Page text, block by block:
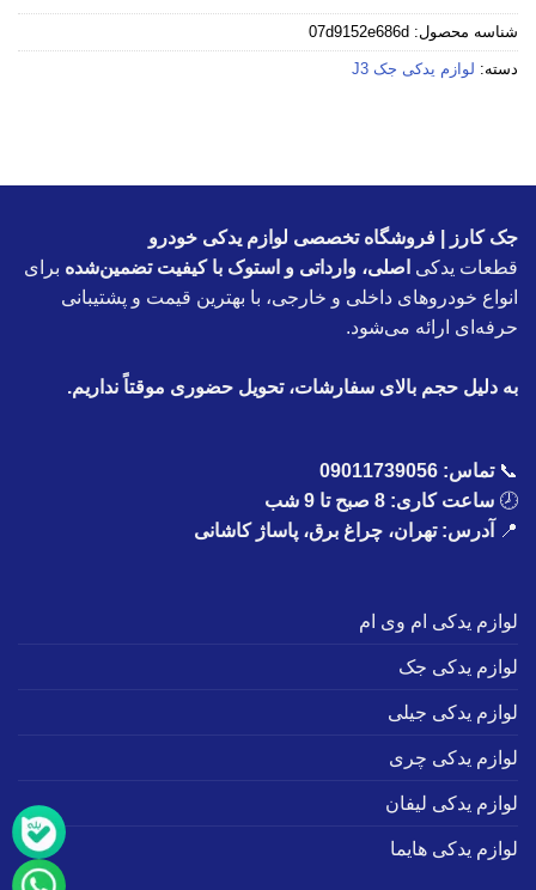
شناسه محصول: 07d9152e686d
دسته: لوازم یدکی جک J3
جک کارز | فروشگاه تخصصی لوازم یدکی خودرو
قطعات یدکی اصلی، وارداتی و استوک با کیفیت تضمین‌شده برای
انواع خودروهای داخلی و خارجی، با بهترین قیمت و پشتیبانی
حرفه‌ای ارائه می‌شود.
به دلیل حجم بالای سفارشات، تحویل حضوری موقتاً نداریم.
📞تماس: 09011739056
🕗 ساعت کاری: 8 صبح تا 9 شب
📍
آدرس: تهران، چراغ برق، پاساژ کاشانی
لوازم یدکی ام وی ام
لوازم یدکی جک
لوازم یدکی جیلی
لوازم یدکی چری
لوازم یدکی لیفان
لوازم یدکی هایما